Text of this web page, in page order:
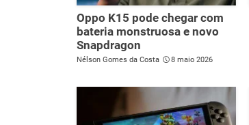
Oppo K15 pode chegar com
bateria monstruosa e novo
Snapdragon
Nélson Gomes da Costa 8 maio 2026